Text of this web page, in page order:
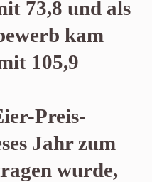
73,8 und als
kam
105,9
Preis-
Jahr zum
wurde,